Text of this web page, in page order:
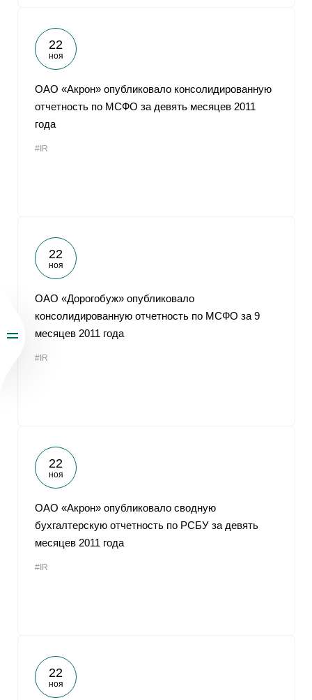
22
ноя
ОАО «Акрон» опубликовало консолидированную
отчетность по МСФО за девять месяцев 2011
года
#IR
22
ноя
ОАО «Дорогобуж» опубликовало
консолидированную отчетность по МСФО за 9
месяцев 2011 года
#IR
22
ноя
ОАО «Акрон» опубликовало сводную
бухгалтерскую отчетность по РСБУ за девять
месяцев 2011 года
#IR
22
ноя